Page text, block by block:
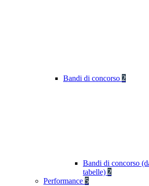
Bandi di concorso 2
Bandi di concorso
tabelle) 2
Performance 5